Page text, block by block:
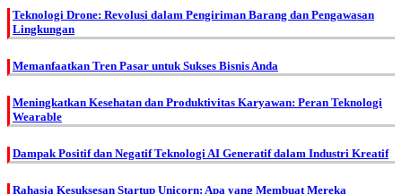
Teknologi Drone: Revolusi dalam Pengiriman Barang dan Pengawasan
Lingkungan
Memanfaatkan Tren Pasar untuk Sukses Bisnis Anda
Meningkatkan Kesehatan dan Produktivitas Karyawan: Peran Teknologi
Wearable
Dampak Positif dan Negatif Teknologi AI Generatif dalam Industri Kreatif
Rahasia Kesuksesan Startup Unicorn: Apa yang Membuat Mereka